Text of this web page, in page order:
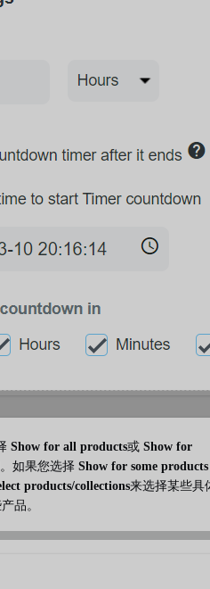
Show for all products或 Show for
。如果您选择 Show for some
products/collections来选择某些具
品。